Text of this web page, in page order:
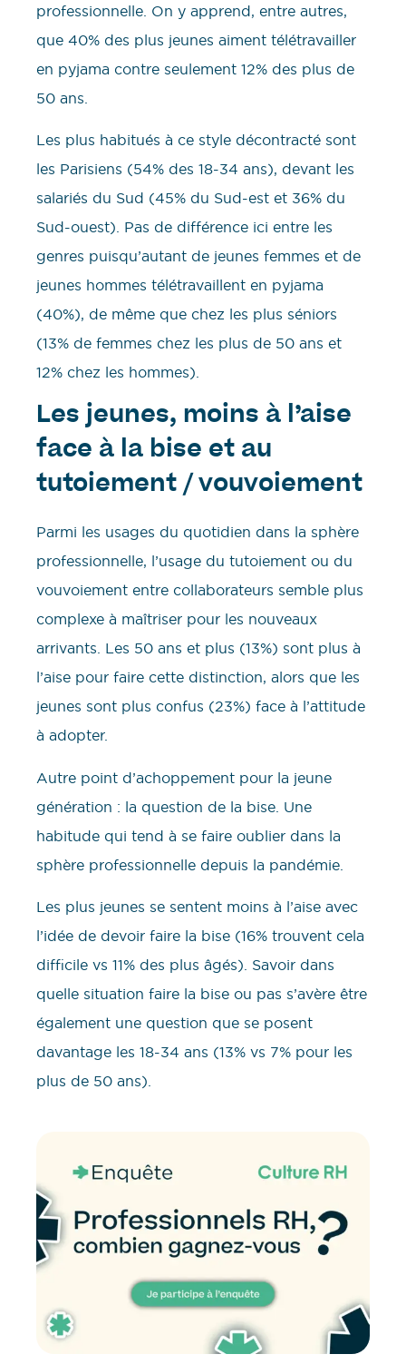
professionnelle. On y apprend, entre autres,
que 40% des plus jeunes aiment télétravailler
en pyjama contre seulement 12% des plus de
50 ans.
Les plus habitués à ce style décontracté sont
les Parisiens (54% des 18-34 ans), devant les
salariés du Sud (45% du Sud-est et 36% du
Sud-ouest). Pas de différence ici entre les
genres puisqu’autant de jeunes femmes et de
jeunes hommes télétravaillent en pyjama
(40%), de même que chez les plus séniors
(13% de femmes chez les plus de 50 ans et
12% chez les hommes).
Les jeunes, moins à l’aise
face à la bise et au
tutoiement / vouvoiement
Parmi les usages du quotidien dans la sphère
professionnelle, l’usage du tutoiement ou du
vouvoiement entre collaborateurs semble plus
complexe à maîtriser pour les nouveaux
arrivants. Les 50 ans et plus (13%) sont plus à
l’aise pour faire cette distinction, alors que les
jeunes sont plus confus (23%) face à l’attitude
à adopter.
Autre point d’achoppement pour la jeune
génération : la question de la bise. Une
habitude qui tend à se faire oublier dans la
sphère professionnelle depuis la pandémie.
Les plus jeunes se sentent moins à l’aise avec
l’idée de devoir faire la bise (16% trouvent cela
difficile vs 11% des plus âgés). Savoir dans
quelle situation faire la bise ou pas s’avère être
également une question que se posent
davantage les 18-34 ans (13% vs 7% pour les
plus de 50 ans).